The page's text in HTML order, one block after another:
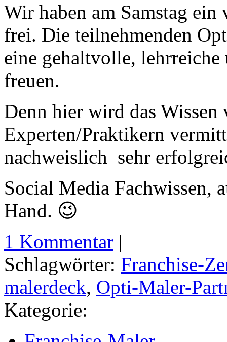
Wir haben am Samstag
frei. Die teilnehmenden
eine gehaltvolle, lehrreiche
freuen.
Denn hier wird das
Experten/Praktikern
nachweislich sehr
Social Media Fachwissen,
Hand. 😉
1 Kommentar |
Schlagwörter: Franchise-
malerdeck, Opti-Maler-
Kategorie: